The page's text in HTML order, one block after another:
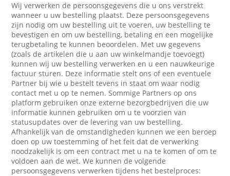
Wij verwerken de persoonsgegevens die u ons verstrekt
wanneer u uw bestelling plaatst. Deze persoonsgegevens
zijn nodig om uw bestelling uit te voeren, uw bestelling te
bevestigen en om uw bestelling, betaling en een mogelijke
terugbetaling te kunnen beoordelen. Met uw gegevens
(zoals de artikelen die u aan uw winkelmandje toevoegt)
kunnen wij uw bestelling verwerken en u een nauwkeurige
factuur sturen. Deze informatie stelt ons of een eventuele
Partner bij wie u bestelt tevens in staat om waar nodig
contact met u op te nemen. Sommige Partners op ons
platform gebruiken onze externe bezorgbedrijven die uw
informatie kunnen gebruiken om u te voorzien van
statusupdates over de levering van uw bestelling.
Afhankelijk van de omstandigheden kunnen we een beroep
doen op uw toestemming of het feit dat de verwerking
noodzakelijk is om een contract met u na te komen of om te
voldoen aan de wet. We kunnen de volgende
persoonsgegevens verwerken tijdens het bestelproces: